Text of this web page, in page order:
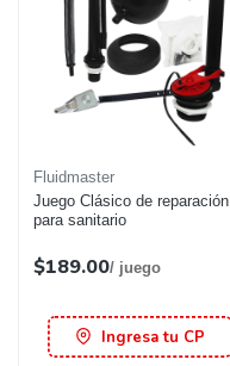
Fluidmaster
Juego Clásico de reparación
para sanitario
$189.00/ juego
Ingresa tu CP